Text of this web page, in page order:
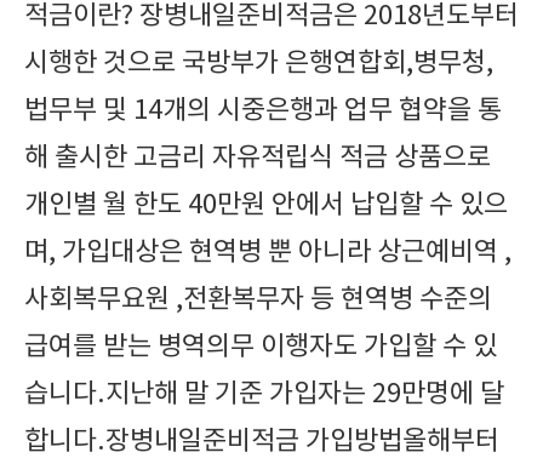
적금이란? 장병내일준비적금은 2018년도부터
시행한 것으로 국방부가 은행연합회,병무청,
법무부 및 14개의 시중은행과 업무 협약을 통
해 출시한 고금리 자유적립식 적금 상품으로
개인별 월 한도 40만원 안에서 납입할 수 있으
며, 가입대상은 현역병 뿐 아니라 상근예비역 ,
사회복무요원 ,전환복무자 등 현역병 수준의
급여를 받는 병역의무 이행자도 가입할 수 있
습니다.지난해 말 기준 가입자는 29만명에 달
합니다.장병내일준비적금 가입방법올해부터